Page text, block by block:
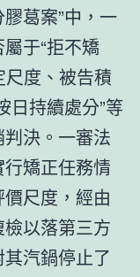
葛案”中，一
于“拒不矯
尺度、被告積
日持續處分”等
決。一審法
矯正任務情
尺度，經由
以落第三方
汽鍋停止了